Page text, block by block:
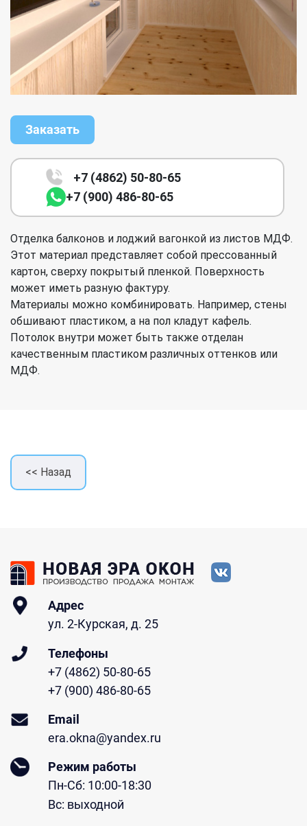
Заказать
+7 (4862) 50-80-65
+7 (900) 486-80-65
Отделка балконов и лоджий вагонкой из листов МДФ.
Этот материал представляет собой прессованный
картон, сверху покрытый пленкой. Поверхность
может иметь разную фактуру.
Материалы можно комбинировать. Например, стены
обшивают пластиком, а на пол кладут кафель.
Потолок внутри может быть также отделан
качественным пластиком различных оттенков или
МДФ.
<< Назад
Адрес
ул. 2-Курская, д. 25
Телефоны
+7 (4862) 50-80-65
+7 (900) 486-80-65
Email
era.okna@yandex.ru
Режим работы
Пн-Сб: 10:00-18:30
Вс: выходной